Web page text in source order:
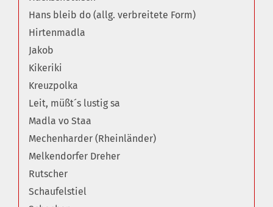
Hans bleib do (allg. verbreitete Form)
Hirtenmadla
Jakob
Kikeriki
Kreuzpolka
Leit, müßt´s lustig sa
Madla vo Staa
Mechenharder (Rheinländer)
Melkendorfer Dreher
Rutscher
Schaufelstiel